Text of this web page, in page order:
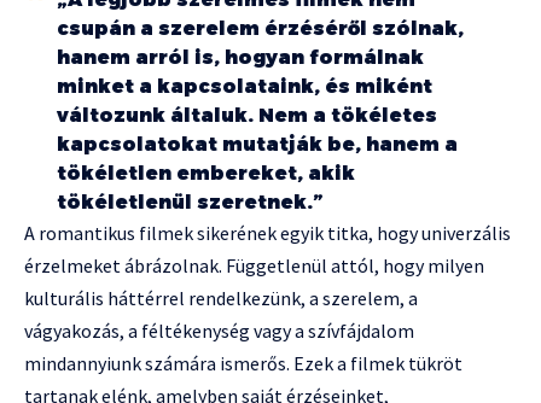
csupán a szerelem érzéséről szólnak,
hanem arról is, hogyan formálnak
minket a kapcsolataink, és miként
változunk általuk. Nem a tökéletes
kapcsolatokat mutatják be, hanem a
tökéletlen embereket, akik
tökéletlenül szeretnek.”
A romantikus filmek sikerének egyik titka, hogy univerzális
érzelmeket ábrázolnak. Függetlenül attól, hogy milyen
kulturális háttérrel rendelkezünk, a szerelem, a
vágyakozás, a féltékenység vagy a szívfájdalom
mindannyiunk számára ismerős. Ezek a filmek tükröt
tartanak elénk, amelyben saját érzéseinket,